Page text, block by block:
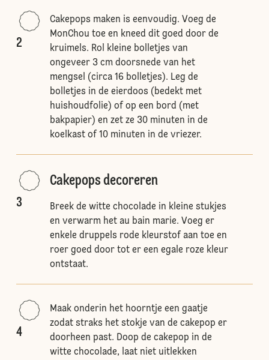
2
Cakepops maken is eenvoudig. Voeg de
MonChou toe en kneed dit goed door de
kruimels. Rol kleine bolletjes van
ongeveer 3 cm doorsnede van het
mengsel (circa 16 bolletjes). Leg de
bolletjes in de eierdoos (bedekt met
huishoudfolie) of op een bord (met
bakpapier) en zet ze 30 minuten in de
koelkast of 10 minuten in de vriezer.
3
Cakepops decoreren
Breek de witte chocolade in kleine stukjes
en verwarm het au bain marie. Voeg er
enkele druppels rode kleurstof aan toe en
roer goed door tot er een egale roze kleur
ontstaat.
4
Maak onderin het hoorntje een gaatje
zodat straks het stokje van de cakepop er
doorheen past. Doop de cakepop in de
witte chocolade, laat niet uitlekken